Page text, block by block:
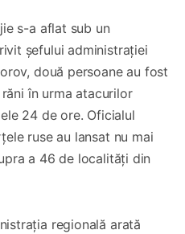
s-a aflat sub un
șefului administrației
două persoane au fost
în urma atacurilor
24 de ore. Oficialul
ruse au lansat nu mai
a 46 de localități din
regională arată